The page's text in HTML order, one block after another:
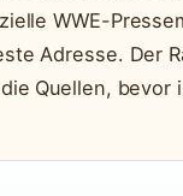
WWE-
Adresse. Der
Quellen, bevor